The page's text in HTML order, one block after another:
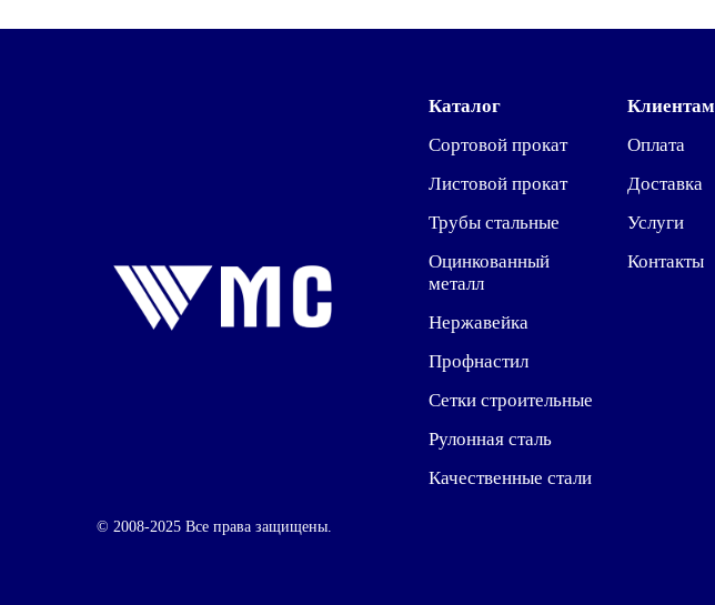
© 2008-2025 Все права защищены.
Каталог
Сортовой прокат
Листовой прокат
Трубы стальные
Оцинкованный
металл
Нержавейка
Профнастил
Сетки строительные
Рулонная сталь
Качественные стали
Клиентам
Оплата
Доставка
Услуги
Контакты